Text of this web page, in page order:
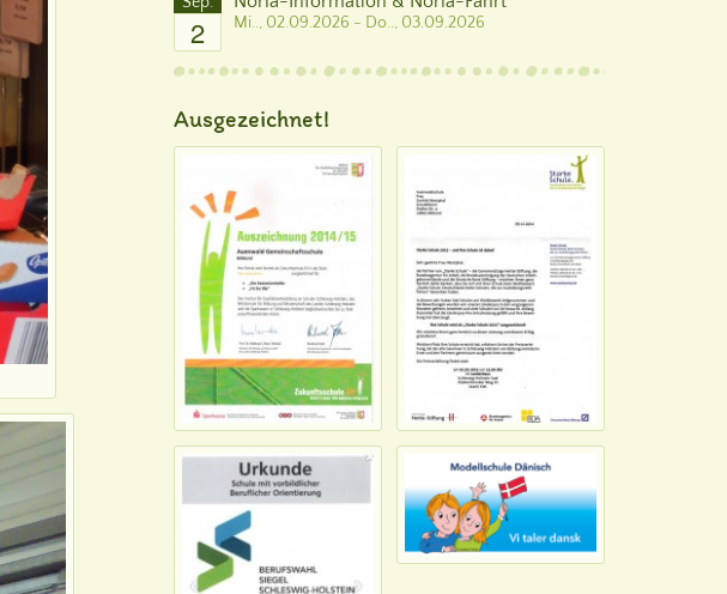
2 Mi.., 02.09.2026 - Do.., 03.09.2026
Ausgezeichnet!